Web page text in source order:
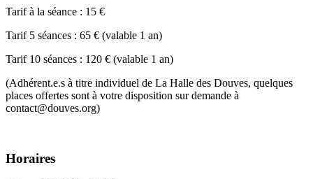
Tarif à la séance : 15 €
Tarif 5 séances : 65 € (valable 1 an)
Tarif 10 séances : 120 € (valable 1 an)
(Adhérent.e.s à titre individuel de La Halle des Douves, quelques
places offertes sont à votre disposition sur demande à
contact@douves.org)
Horaires